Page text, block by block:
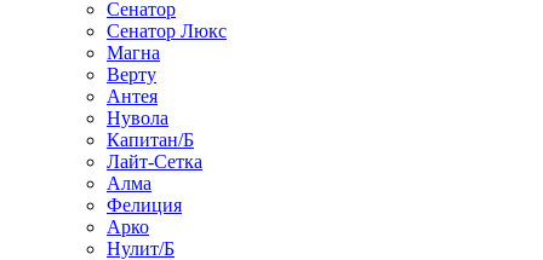
Сенатор
Сенатор Люкс
Магна
Верту
Антея
Нувола
Капитан/Б
Лайт-Сетка
Алма
Фелиция
Арко
Нулит/Б